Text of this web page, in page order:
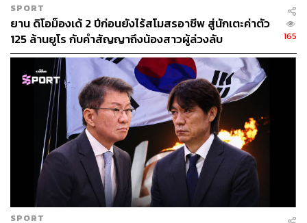
SPORT
ยาน ดิโอม็องเด้ 2 ปีก่อนยังไร้สโมสรอาชีพ สู่นักเตะค่าตัว
125 ล้านยูโร กับคำสัญญาถึงน้องสาวผู้ล่วงลับ
165
SPORT